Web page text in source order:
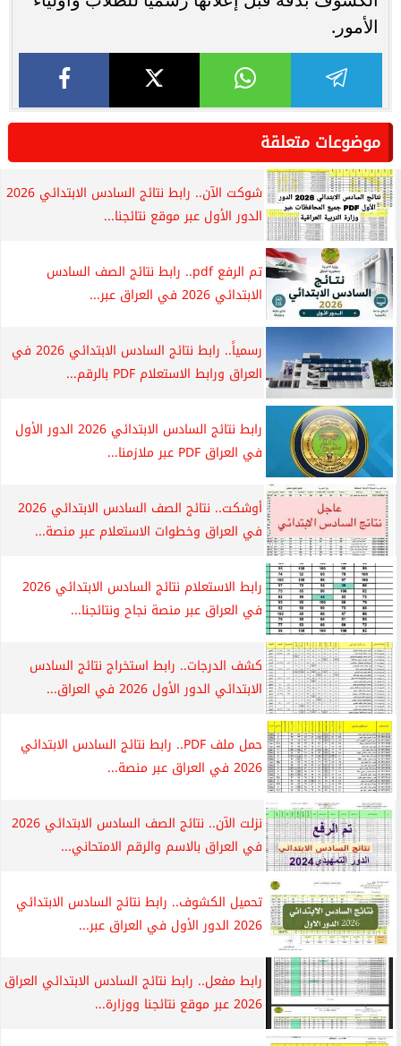
الأمور.
موضوعات متعلقة
شوكت الآن.. رابط نتائج السادس الابتدائي 2026
الدور الأول عبر موقع نتائجنا...
تم الرفع pdf.. رابط نتائج الصف السادس
الابتدائي 2026 في العراق عبر...
رسمياً.. رابط نتائج السادس الابتدائي 2026 في
العراق ورابط الاستعلام PDF بالرقم...
رابط نتائج السادس الابتدائي 2026 الدور الأول
في العراق PDF عبر ملازمنا...
أوشكت.. نتائج الصف السادس الابتدائي 2026
في العراق وخطوات الاستعلام عبر منصة...
رابط الاستعلام نتائج السادس الابتدائي 2026
في العراق عبر منصة نجاح ونتائجنا...
كشف الدرجات.. رابط استخراج نتائج السادس
الابتدائي الدور الأول 2026 في العراق...
حمل ملف PDF.. رابط نتائج السادس الابتدائي
2026 في العراق عبر منصة...
نزلت الآن.. نتائج الصف السادس الابتدائي 2026
في العراق بالاسم والرقم الامتحاني...
تحميل الكشوف.. رابط نتائج السادس الابتدائي
2026 الدور الأول في العراق عبر...
رابط مفعل.. رابط نتائج السادس الابتدائي العراق
2026 عبر موقع نتائجنا ووزارة...